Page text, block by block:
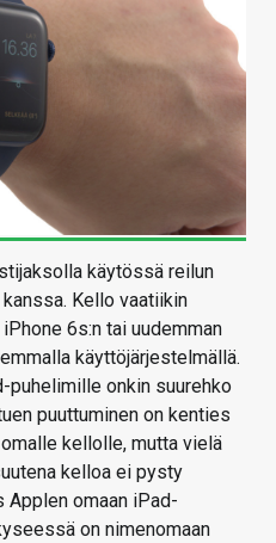
käytössä reilun
Kello vaatiikin
6s:n tai uudemman
käyttöjärjestelmällä.
puhelimille onkin suurehko
puuttuminen on kenties
kellolle, mutta vielä
kelloa ei pysty
Applen omaan iPad-
on nimenomaan